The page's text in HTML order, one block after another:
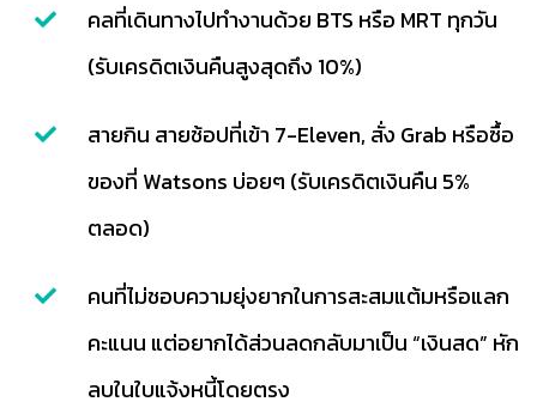
คลที่เดินทางไปทำงานด้วย BTS หรือ MRT ทุกวัน
(รับเครดิตเงินคืนสูงสุดถึง 10%)
สายกิน สายช้อปที่เข้า 7-Eleven, สั่ง Grab หรือซื้อ
ของที่ Watsons บ่อยๆ (รับเครดิตเงินคืน 5%
ตลอด)
คนที่ไม่ชอบความยุ่งยากในการสะสมแต้มหรือแลก
คะแนน แต่อยากได้ส่วนลดกลับมาเป็น “เงินสด” หัก
ลบในใบแจ้งหนี้โดยตรง